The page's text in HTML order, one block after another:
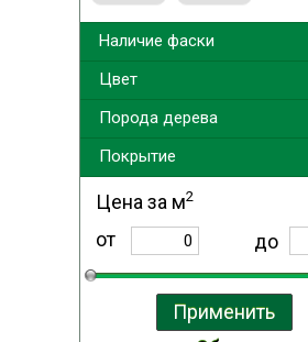
Наличие фаски
Цвет
Порода дерева
Покрытие
Цена за м2
от до